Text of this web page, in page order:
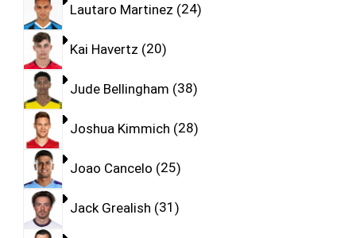
Lautaro Martinez 24
Kai Havertz 20
Jude Bellingham 38
Joshua Kimmich 28
Joao Cancelo 25
Jack Grealish 31